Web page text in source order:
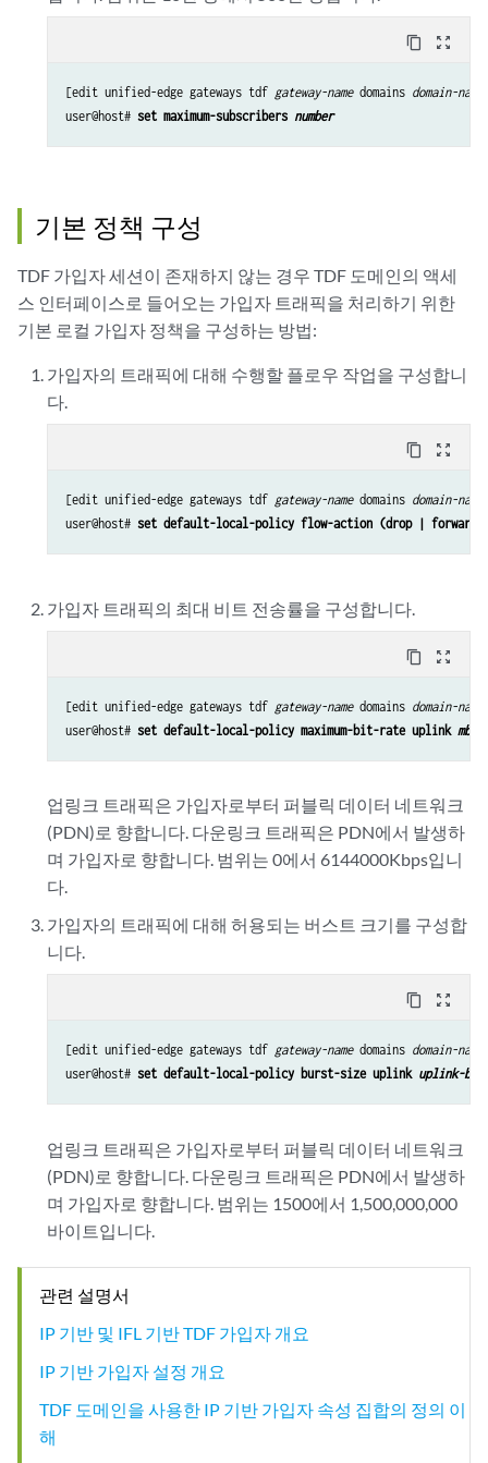
content_copy zoom_out_map
[edit unified-edge gateways tdf gateway-name domains domain-name
user@host# set maximum-subscribers number
기본 정책 구성
TDF 가입자 세션이 존재하지 않는 경우 TDF 도메인의 액세
스 인터페이스로 들어오는 가입자 트래픽을 처리하기 위한
기본 로컬 가입자 정책을 구성하는 방법:
가입자의 트래픽에 대해 수행할 플로우 작업을 구성합니
다.
content_copy zoom_out_map
[edit unified-edge gateways tdf gateway-name domains domain-name
user@host# set default-local-policy flow-action (drop | forward)
가입자 트래픽의 최대 비트 전송률을 구성합니다.
content_copy zoom_out_map
[edit unified-edge gateways tdf gateway-name domains domain-name
user@host# set default-local-policy maximum-bit-rate uplink
업링크 트래픽은 가입자로부터 퍼블릭 데이터 네트워크
(PDN)로 향합니다. 다운링크 트래픽은 PDN에서 발생하
며 가입자로 향합니다. 범위는 0에서 6144000Kbps입니
다.
가입자의 트래픽에 대해 허용되는 버스트 크기를 구성합
니다.
content_copy zoom_out_map
[edit unified-edge gateways tdf gateway-name domains domain-name
user@host# set default-local-policy burst-size uplink uplink-
업링크 트래픽은 가입자로부터 퍼블릭 데이터 네트워크
(PDN)로 향합니다. 다운링크 트래픽은 PDN에서 발생하
며 가입자로 향합니다. 범위는 1500에서 1,500,000,000
바이트입니다.
관련 설명서
IP 기반 및 IFL 기반 TDF 가입자 개요
IP 기반 가입자 설정 개요
TDF 도메인을 사용한 IP 기반 가입자 속성 집합의 정의 이
해